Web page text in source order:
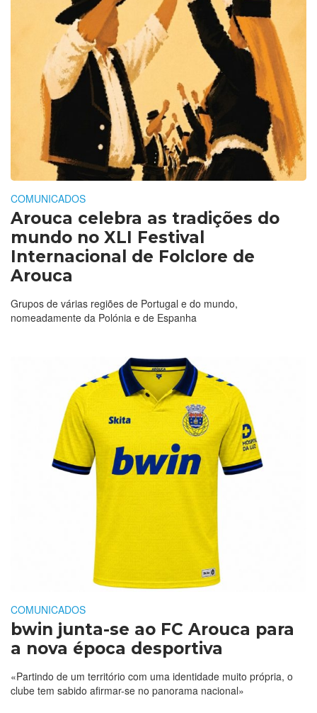
COMUNICADOS
Arouca celebra as tradições do
mundo no XLI Festival
Internacional de Folclore de
Arouca
Grupos de várias regiões de Portugal e do mundo,
nomeadamente da Polónia e de Espanha
COMUNICADOS
bwin junta-se ao FC Arouca para
a nova época desportiva
«Partindo de um território com uma identidade muito própria, o
clube tem sabido afirmar-se no panorama nacional»